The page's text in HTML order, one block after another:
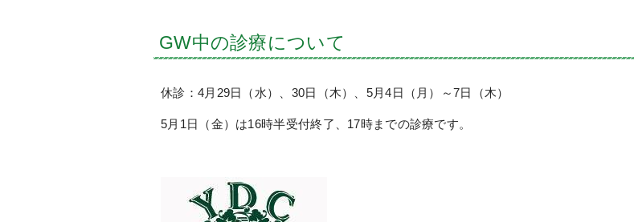
GW中の診療について
休診：4月29日（水）、30日（木）、5月4日（月）～7日（木）
5月1日（金）は16時半受付終了、17時までの診療です。